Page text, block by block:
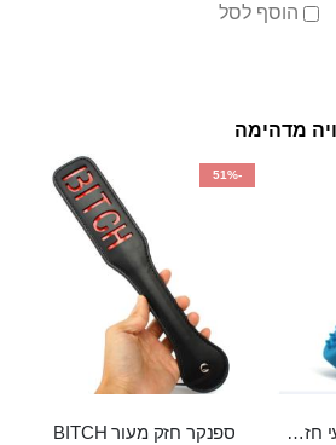
הוסף לסל
מדהימה
"Artur" רוקט פוקט מקצועי חזק במיוחד
-51%
ספנקר חזק מעור BITCH